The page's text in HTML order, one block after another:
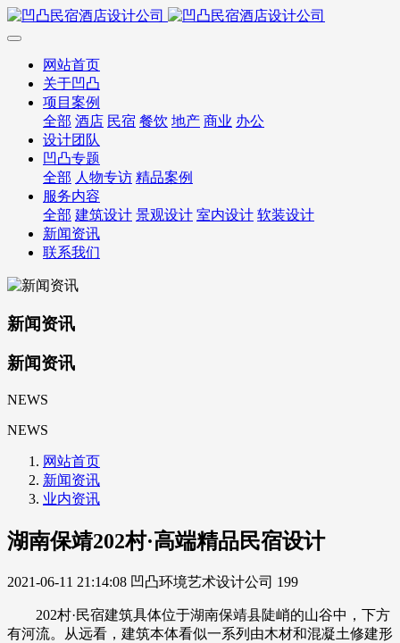
网站首页
关于凹凸
项目案例
全部 酒店 民宿 餐饮 地产 商业 办公
设计团队
凹凸专题
全部 人物专访 精品案例
服务内容
全部 建筑设计 景观设计 室内设计 软装设计
新闻资讯
联系我们
新闻资讯
新闻资讯
NEWS
NEWS
网站首页
新闻资讯
业内资讯
湖南保靖202村·高端精品民宿设计
2021-06-11 21:14:08 凹凸环境艺术设计公司 199
202村·民宿建筑具体位于湖南保靖县陡峭的山谷中，下方
有河流。从远看，建筑本体看似一系列由木材和混凝土修建形